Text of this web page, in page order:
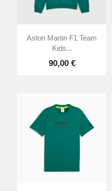
Aston Martin F1 Team
Kids...
90,00 €